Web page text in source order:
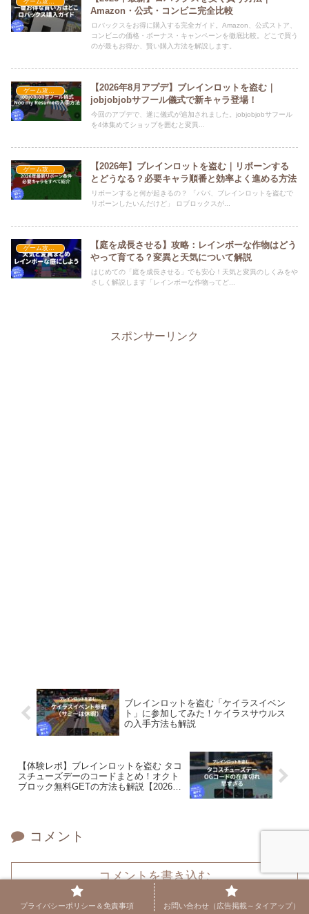
ゲーム攻略・解説
Amazon・公式・コンビニ完全比較
ロバックスをお得に購入する完全ガイド。Amazon、公式ストア、
コンビニの価格・ボーナス・キャンペーンを徹底比較。どこで買う
のが最もお得か、賢い購入方法を解説します。
ゲーム攻略・解説
【2026年8月アプデ】ブレインロットを盗む｜
jobjobjobサフール儀式で新キャラ登場！
今回のアプデで、遂に儀式が追加されました。jobjobjobサフール
を4体集めてショップを囲むと変異...
ゲーム攻略・解説
【2026年】ブレインロットを盗む｜リボーンする
とどうなる？必要キャラ順番と効率よく進める方法
リボーンすると何が起きるの？ 「パパ、ブレインロットを盗むで
リボーンしたいんだけど」 ロブロックスが...
ゲーム攻略・解説
【庭を成長させる】攻略：レインボーな作物はどう
やって育てる？変異と天気について解説
はじめての「庭を成長させる」でも安心！天気と変異のしくみをや
さしく解説します「レインボーな作物ってど...
スポンサーリンク
ブレインロットを盗む「ケイラスイベン
ト」に参加してみた！ケイラスサウルス
の入手方法も解説
【体験レポ】ブレインロットを盗む タコ
スチューズデーのコードまとめ！オクト
ブロック無料GETの方法も解説【2026年
コメント
コメントを書き込む
プライバシーポリシー＆免責事項 お問い合わせ（広告掲載～タイアップ）